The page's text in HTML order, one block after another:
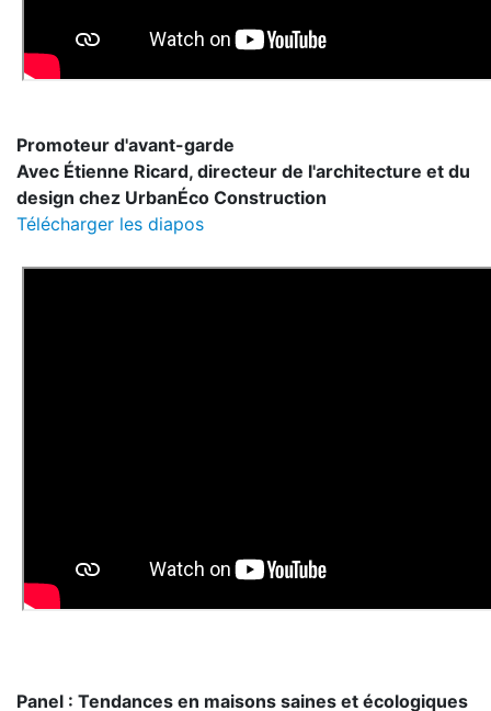
Promoteur d'avant-garde
Avec Étienne Ricard, directeur de l'architecture et du
design chez UrbanÉco Construction
Télécharger les diapos
Panel : Tendances en maisons saines et écologiques